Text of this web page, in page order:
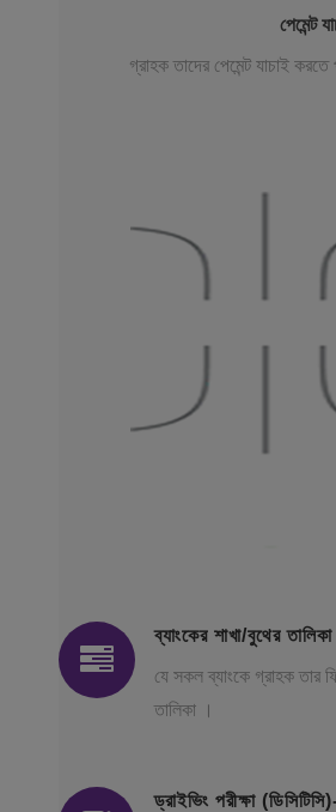
পেমেন্ট
গ্রাহক তাদের পেমেন্ট যাচাই করতে
ব্যাংকের শাখা/বুথের তালিকা
যে সকল ব্যাংকে গ্রাহক তার
তালিকা ।
ড্রাইভিং পরীক্ষা